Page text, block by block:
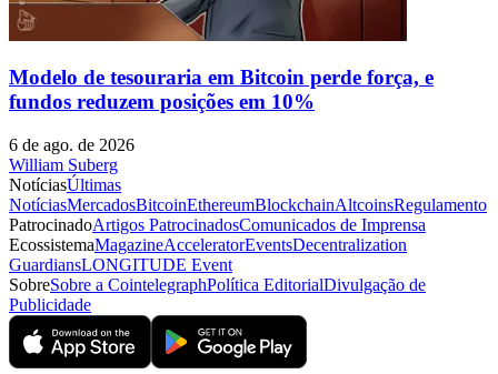
Modelo de tesouraria em Bitcoin perde força, e
fundos reduzem posições em 10%
6 de ago. de 2026
William Suberg
NotíciasÚltimas
NotíciasMercadosBitcoinEthereumBlockchainAltcoinsRegulamento
PatrocinadoArtigos PatrocinadosComunicados de Imprensa
EcossistemaMagazineAcceleratorEventsDecentralization
GuardiansLONGITUDE Event
SobreSobre a CointelegraphPolítica EditorialDivulgação de
Publicidade